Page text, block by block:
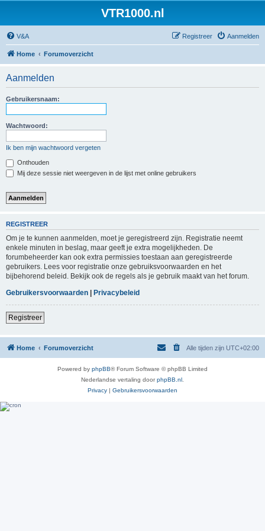
VTR1000.nl
V&A Aanmelden
Registreer
Home Forumoverzicht
Aanmelden
Gebruikersnaam:
Wachtwoord:
Ik ben mijn wachtwoord vergeten
Onthouden
Mij deze sessie niet weergeven in de lijst met online gebruikers
REGISTREER
Om je te kunnen aanmelden, moet je geregistreerd zijn. Registratie neemt
enkele minuten in beslag, maar geeft je extra mogelijkheden. De
forumbeheerder kan ook extra permissies toestaan aan geregistreerde
gebruikers. Lees voor registratie onze gebruiksvoorwaarden en het
bijbehorend beleid. Bekijk ook de regels als je gebruik maakt van het forum.
Gebruikersvoorwaarden | Privacybeleid
Registreer
Home Forumoverzicht Alle tijden zijn UTC+02:00
Powered by phpBB® Forum Software © phpBB Limited
Nederlandse vertaling doorphpBB.nl
Privacy | Gebruikersvoorwaarden